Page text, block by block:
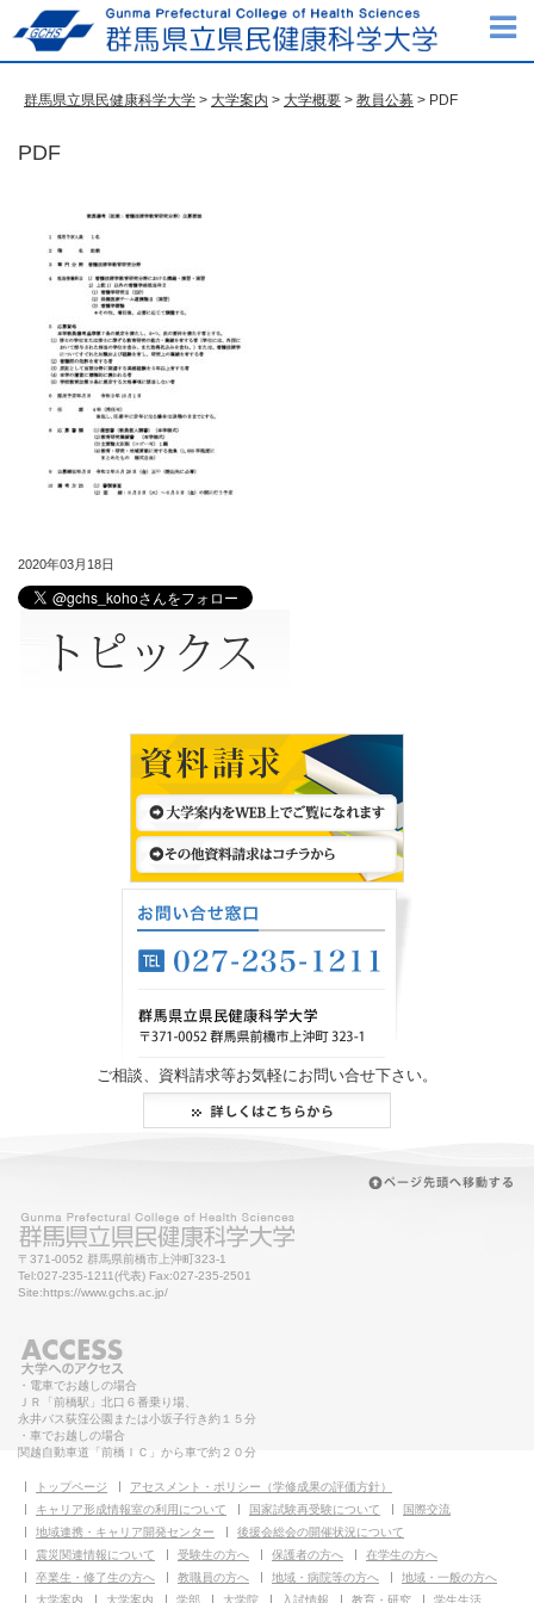
群馬県立県民健康科学大学 > 大学案内 > 大学概要 > 教員公募 > PDF
PDF
2020年03月18日
ご相談、資料請求等お気軽にお問い合せ下さい。
〒371-0052 群馬県前橋市上沖町323-1
Tel:027-235-1211(代表) Fax:027-235-2501
Site:https://www.gchs.ac.jp/
・電車でお越しの場合
ＪＲ「前橋駅」北口６番乗り場、
永井バス荻窪公園または小坂子行き約１５分
・車でお越しの場合
関越自動車道「前橋ＩＣ」から車で約２０分
トップページ
アセスメント・ポリシー（学修成果の評価方針）
キャリア形成情報室の利用について
国家試験再受験について
国際交流
地域連携・キャリア開発センター
後援会総会の開催状況について
震災関連情報について
受験生の方へ 保護者の方へ
在学生の方へ
卒業生・修了生の方へ
教職員の方へ 地域・病院等の方へ
地域・一般の方へ
大学案内
大学案内 学部 大学院 入試情報 教育・研究 学生生活